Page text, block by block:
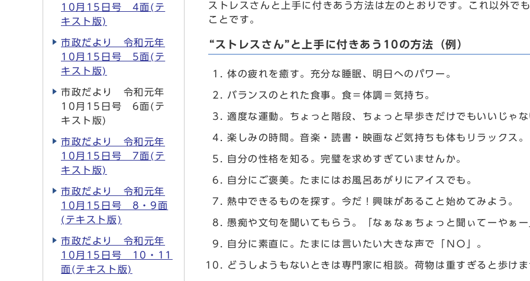
ストレスさんと上手に付きあう方法は左のとおりです。これ以外で
ことです。
“ストレスさん”と上手に付きあう10の方法（例）
体の疲れを癒す。充分な睡眠、明日へのパワー。
バランスのとれた食事。食＝体調＝気持ち。
適度な運動。ちょっと階段、ちょっと早歩きだけでもいいじゃな
楽しみの時間。音楽・読書・映画など気持ちも体もリラックス。
自分の性格を知る。完璧を求めすぎていませんか。
自分にご褒美。たまにはお風呂あがりにアイスでも。
熱中できるものを探す。今だ！興味があること始めてみよう。
愚痴や文句を聞いてもらう。「なぁなぁちょっと聞ぃてーやぁー
自分に素直に。たまには言いたい大きな声で「ＮＯ」。
どうしようもないときは専門家に相談。荷物は重すぎると歩けま
10月15日号 4面(テ
キスト版)
市政だより 令和元年
10月15日号 5面(テ
キスト版)
市政だより 令和元年
10月15日号 6面(テ
キスト版)
市政だより 令和元年
10月15日号 7面(テ
キスト版)
市政だより 令和元年
10月15日号 8・9面
(テキスト版)
市政だより 令和元年
10月15日号 10・11
面(テキスト版)